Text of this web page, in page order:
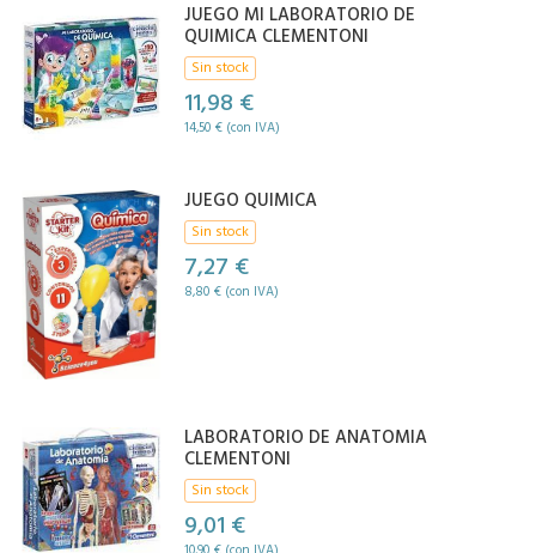
JUEGO MI LABORATORIO DE
QUIMICA CLEMENTONI
Sin stock
11,98 €
14,50 € (con IVA)
JUEGO QUIMICA
Sin stock
7,27 €
8,80 € (con IVA)
LABORATORIO DE ANATOMIA
CLEMENTONI
Sin stock
9,01 €